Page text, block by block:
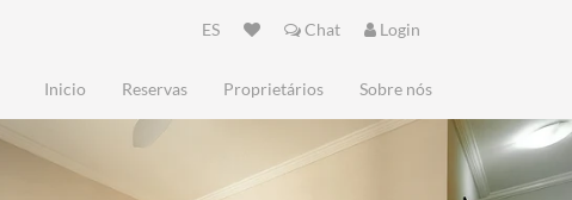
ES Chat Login
Inicio Reservas Proprietários Sobre nós